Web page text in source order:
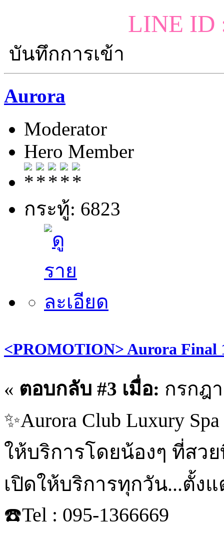
LINE ID
บันทึกการเข้า
Aurora
Moderator
Hero Member
กระทู้: 6823
<PROMOTION> Aurora
« ตอบกลับ #3 เมื่อ: กรกฎ
✨Aurora Club Luxury
ให้บริการโดยน้องๆ ที่สว
เปิดให้บริการทุกวัน...ตั้งแ
☎️Tel : 095-1366669